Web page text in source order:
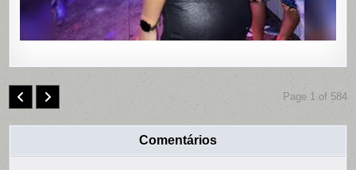
Page 1 of 584
Comentários